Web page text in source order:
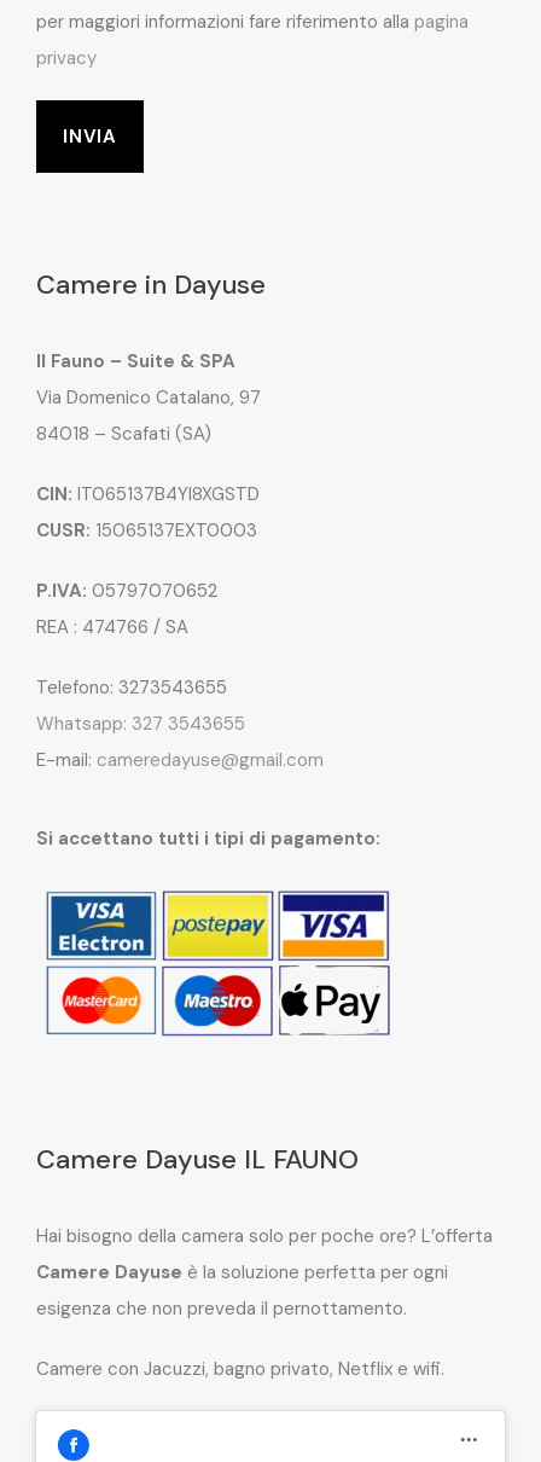
per maggiori informazioni fare riferimento alla pagina
privacy
Camere in Dayuse
Il Fauno – Suite & SPA
Via Domenico Catalano, 97
84018 – Scafati (SA)
CIN: IT065137B4YI8XGSTD
CUSR: 15065137EXT0003
P.IVA: 05797070652
REA : 474766 / SA
Telefono: 3273543655
Whatsapp: 327 3543655
E-mail: cameredayuse@gmail.com
Si accettano tutti i tipi di pagamento:
Camere Dayuse IL FAUNO
Hai bisogno della camera solo per poche ore? L’offerta
Camere Dayuse è la soluzione perfetta per ogni
esigenza che non preveda il pernottamento.
Camere con Jacuzzi, bagno privato, Netflix e wifi.